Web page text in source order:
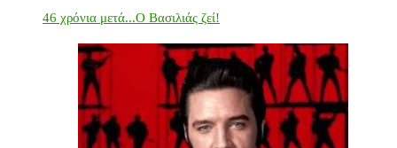
46 χρόνια μετά...Ο Βασιλιάς ζεί!